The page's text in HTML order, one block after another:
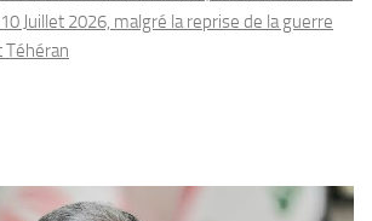
Juillet 2026, malgré la reprise de la guerre